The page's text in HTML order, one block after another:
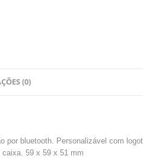
(0)
por bluetooth. Personalizável com
59 x 59 x 51 mm